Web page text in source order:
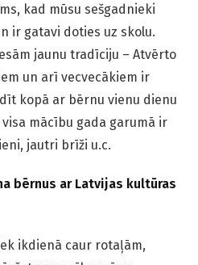
kad mūsu sešgadnieki
ir gatavi doties uz skolu.
jaunu tradīciju – Atvērto
un arī vecvecākiem ir
kopā ar bērnu vienu dienu
mācību gada garumā ir
jautri brīži u.c.
bērnus ar Latvijas kultūras
ikdienā caur rotaļām,